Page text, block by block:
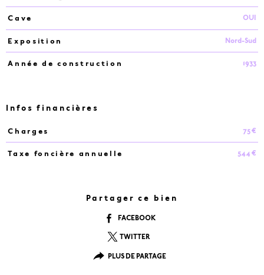
Cave OUI
Exposition Nord-Sud
Année de construction 1933
Infos financières
Caractéristiques
Charges 75 €
Taxe foncière annuelle 544 €
Partager ce bien
FACEBOOK
TWITTER
PLUS DE PARTAGE